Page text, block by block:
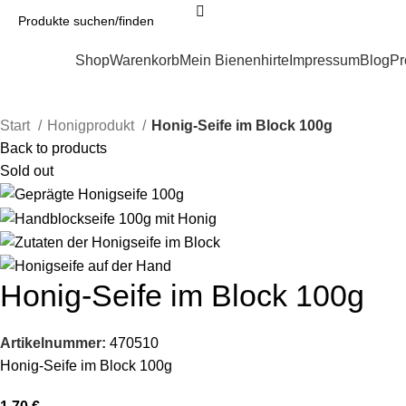
ShopWarenkorbMein Bienenhirte ImpressumBlog
Start Honigprodukt
Honig-Seife im Block 100g
Back to products
Sold out
Honig-Seife im Block 100g
Artikelnummer:470510
Honig-Seife im Block 100g